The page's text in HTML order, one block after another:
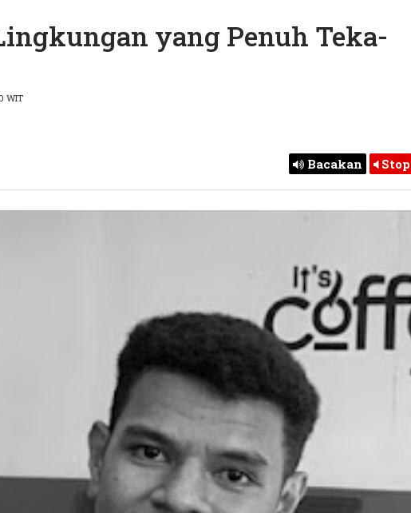
yang Penuh Teka-
WIT
Bacakan Stop